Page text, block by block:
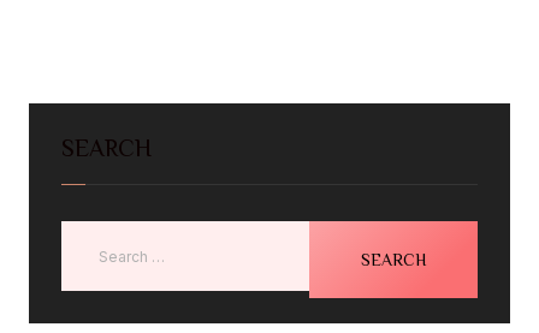
SEARCH